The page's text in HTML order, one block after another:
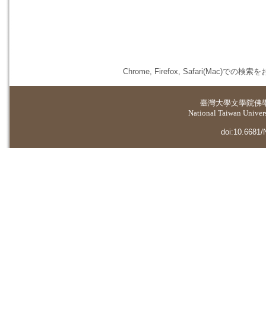
Chrome, Firefox, Safari(Mac)での検索を
臺灣大學文學院佛
National Taiwan
doi:10.6681/